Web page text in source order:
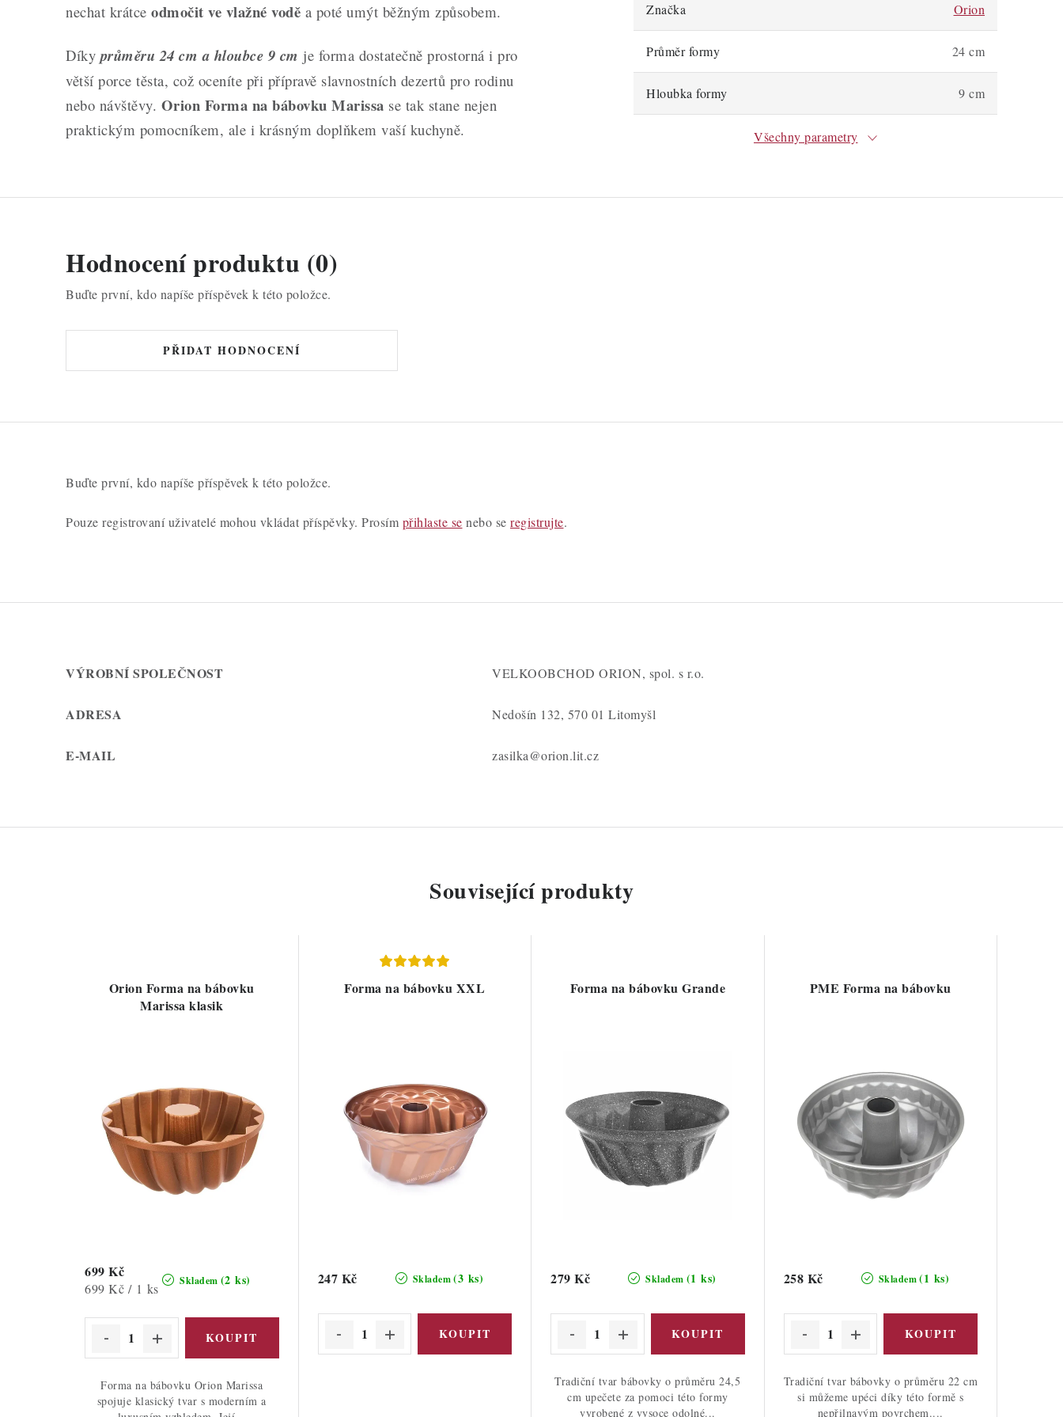
nechat krátce odmočit ve vlažné vodě a poté umýt běžným způsobem.
Díkyprůměru 24 cm a hloubce 9 cm je forma dostatečně prostorná i pro
větší porce těsta, což oceníte při přípravě slavnostních dezertů pro rodinu
nebo návštěvy. Orion Forma na bábovku Marissa se tak stane nejen
praktickým pomocníkem, ale i krásným doplňkem vaší kuchyně.
Značka Orion
Průměr formy 24 cm
Hloubka formy 9 cm
Všechny parametry
Hodnocení produktu (0)
Buďte první, kdo napíše příspěvek k této položce.
PŘIDAT HODNOCENÍ
Buďte první, kdo napíše příspěvek k této položce.
Pouze registrovaní uživatelé mohou vkládat příspěvky. Prosím přihlaste se nebo se registrujte.
VÝROBNÍ SPOLEČNOST VELKOOBCHOD ORION, spol. s r.o.
ADRESA Nedošín 132, 570 01 Litomyšl
E-MAIL zasilka@orion.lit.cz
Související produkty
Orion Forma na bábovku
Marissa klasik
Skladem (2 ks)
699 Kč
Měrná
699 Kč / 1 ks
Forma na bábovku Orion Marissa
spojuje klasický tvar s moderním a
Forma na bábovku XXL
Skladem(3 ks)
247 Kč
Forma na bábovku Grande
Skladem (1 ks)
279 Kč
Tradiční tvar bábovky o průměru 24,5
cm upečete za pomoci této formy
vyrobené z vysoce odolné...
PME Forma na bábovku
Skladem(1 ks)
258 Kč
Tradiční tvar bábovky o průměru 22 cm
si můžeme upéci díky této formě s
nepřilnavým povrchem....